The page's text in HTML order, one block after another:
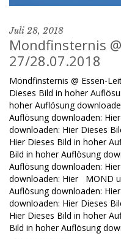
Juli 28, 2018
Mondfinsternis
27/28.07.2018
Mondfinsternis @ Essen-
Dieses Bild in hoher
hoher Auflösung
Auflösung downloaden:
downloaden: Hier Dieses
Hier Dieses Bild in hoher
Bild in hoher Auflösung
Auflösung downloaden:
downloaden: Hier MOND
Auflösung downloaden:
downloaden: Hier Dieses
Hier Dieses Bild in hoher
Bild in hoher Auflösung